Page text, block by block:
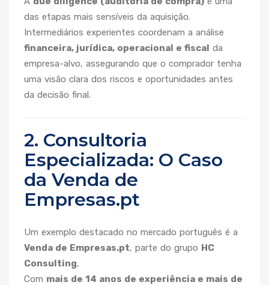
das etapas mais sensíveis da aquisição.
Intermediários experientes coordenam a análise
financeira, jurídica, operacional e fiscal da
empresa-alvo, assegurando que o comprador tenha
uma visão clara dos riscos e oportunidades antes
da decisão final.
2. Consultoria
Especializada: O Caso
da Venda de
Empresas.pt
Um exemplo destacado no mercado português é a
Venda de Empresas.pt, parte do grupo HC
Consulting,
Com mais de 14 anos de experiência e mais de